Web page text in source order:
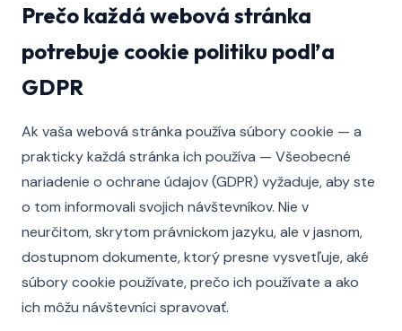
Prečo každá webová stránka
potrebuje cookie politiku podľa
GDPR
Ak vaša webová stránka používa súbory cookie — a
prakticky každá stránka ich používa — Všeobecné
nariadenie o ochrane údajov (GDPR) vyžaduje, aby ste
o tom informovali svojich návštevníkov. Nie v
neurčitom, skrytom právnickom jazyku, ale v jasnom,
dostupnom dokumente, ktorý presne vysvetľuje, aké
súbory cookie používate, prečo ich používate a ako
ich môžu návštevníci spravovať.